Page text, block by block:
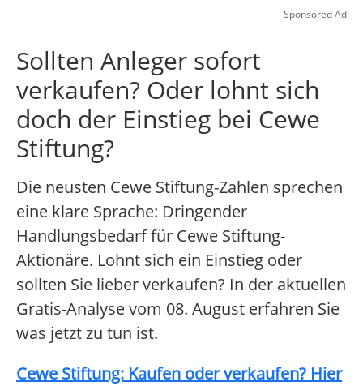
Sponsored Ad
Sollten Anleger sofort
verkaufen? Oder lohnt sich
doch der Einstieg bei Cewe
Stiftung?
Die neusten Cewe Stiftung-Zahlen sprechen
eine klare Sprache: Dringender
Handlungsbedarf für Cewe Stiftung-
Aktionäre. Lohnt sich ein Einstieg oder
sollten Sie lieber verkaufen? In der aktuellen
Gratis-Analyse vom 08. August erfahren Sie
was jetzt zu tun ist.
Cewe Stiftung: Kaufen oder verkaufen? Hier